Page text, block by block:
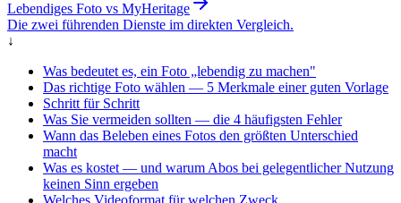
Lebendiges Foto vs MyHeritage
Die zwei führenden Dienste im direkten Vergleich.
↓
Was bedeutet es, ein Foto „lebendig zu machen"
Das richtige Foto wählen — 5 Merkmale einer guten Vorlage
Schritt für Schritt
Was Sie vermeiden sollten — die 4 häufigsten Fehler
Wann das Beleben eines Fotos den größten Unterschied
macht
Was es kostet — und warum Abos bei gelegentlicher Nutzung
keinen Sinn ergeben